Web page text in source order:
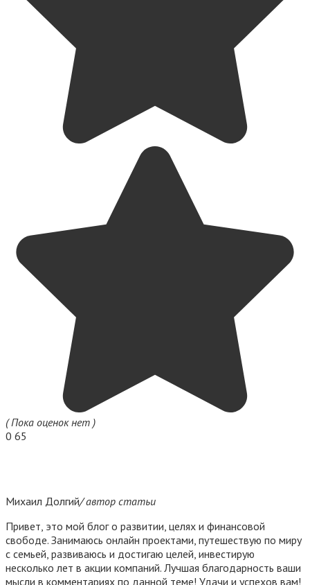
( Пока оценок нет )
0 65
Михаил Долгий/ автор статьи
Привет, это мой блог о развитии, целях и финансовой
свободе. Занимаюсь онлайн проектами, путешествую по миру
с семьей, развиваюсь и достигаю целей, инвестирую
несколько лет в акции компаний. Лучшая благодарность ваши
мысли в комментариях по данной теме! Удачи и успехов вам!